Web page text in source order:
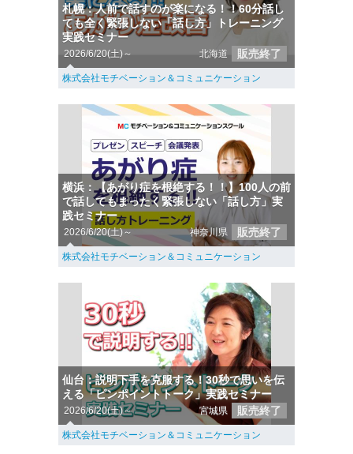
札幌：人前で話すのが楽になる！！60分話し
ても全く緊張しない「話し方」トレーニング
実践セミナー
2026/6/20(土)～ 北海道 販売終了
株式会社モチベーション＆コミュニケーション
横浜：【あがり症を根絶する！！】100人の前
で話してもまったく緊張しない「話し方」実
践セミナー
2026/6/20(土)～ 神奈川県 販売終了
株式会社モチベーション＆コミュニケーション
仙台：説明下手を克服する！30秒で思いを伝
える「ピンポイントトーク」実践セミナー
2026/6/20(土)～ 宮城県 販売終了
株式会社モチベーション＆コミュニケーション